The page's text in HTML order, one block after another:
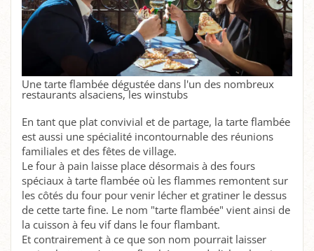
Une tarte flambée dégustée dans l'un des nombreux
restaurants alsaciens, les winstubs
En tant que plat convivial et de partage, la tarte flambée
est aussi une spécialité incontournable des réunions
familiales et des fêtes de village.
Le four à pain laisse place désormais à des fours
spéciaux à tarte flambée où les flammes remontent sur
les côtés du four pour venir lécher et gratiner le dessus
de cette tarte fine. Le nom "tarte flambée" vient ainsi de
la cuisson à feu vif dans le four flambant.
Et contrairement à ce que son nom pourrait laisser